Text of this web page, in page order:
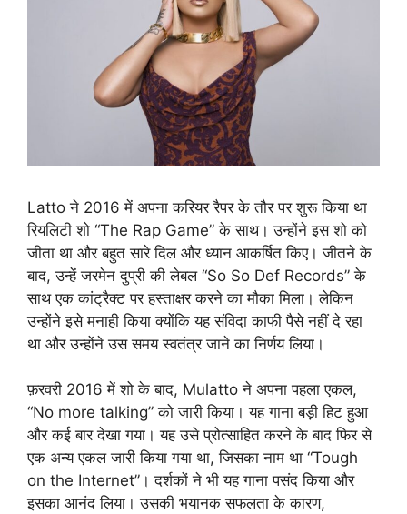
Latto ने 2016 में अपना करियर रैपर के तौर पर शुरू किया था
रियलिटी शो “The Rap Game” के साथ। उन्होंने इस शो को
जीता था और बहुत सारे दिल और ध्यान आकर्षित किए। जीतने के
बाद, उन्हें जरमेन दुप्री की लेबल “So So Def Records” के
साथ एक कांट्रैक्ट पर हस्ताक्षर करने का मौका मिला। लेकिन
उन्होंने इसे मनाही किया क्योंकि यह संविदा काफी पैसे नहीं दे रहा
था और उन्होंने उस समय स्वतंत्र जाने का निर्णय लिया।
फ़रवरी 2016 में शो के बाद, Mulatto ने अपना पहला एकल,
“No more talking” को जारी किया। यह गाना बड़ी हिट हुआ
और कई बार देखा गया। यह उसे प्रोत्साहित करने के बाद फिर से
एक अन्य एकल जारी किया गया था, जिसका नाम था “Tough
on the Internet”। दर्शकों ने भी यह गाना पसंद किया और
इसका आनंद लिया। उसकी भयानक सफलता के कारण,